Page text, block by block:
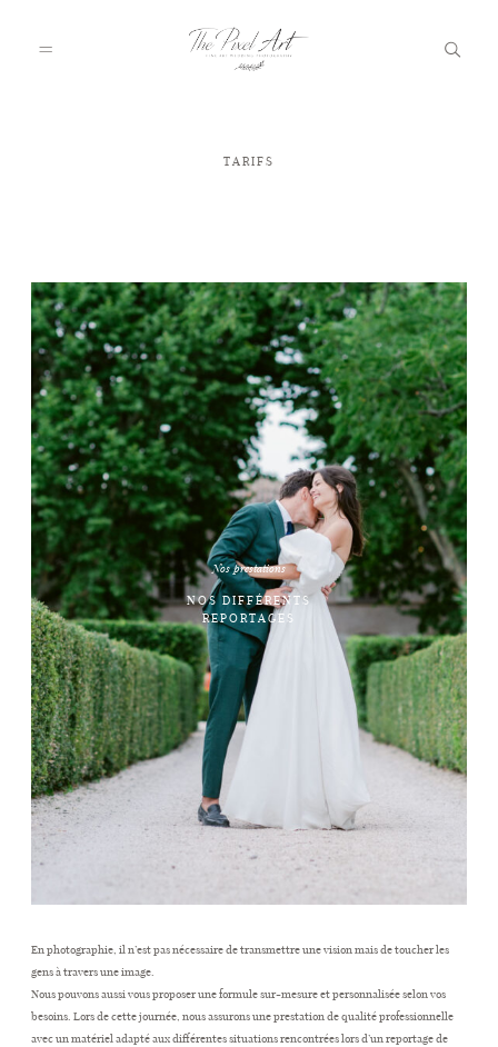
TARIFS
JOURNAL
VOTRE REPORTAGE
CONTACT
TARIFS
Nos prestations
NOS DIFFÉRENTS
REPORTAGES
En photographie, il n’est pas nécessaire de transmettre une vision mais de toucher les
gens à travers une image.
Nous pouvons aussi vous proposer une formule sur-mesure et personnalisée selon vos
besoins. Lors de cette journée, nous assurons une prestation de qualité professionnelle
avec un matériel adapté aux différentes situations rencontrées lors d’un reportage de